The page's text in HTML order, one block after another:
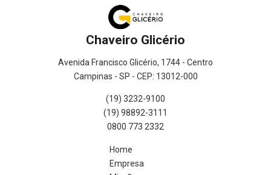
Chaveiro Glicério
Avenida Francisco Glicério, 1744 - Centro
Campinas - SP - CEP: 13012-000
(19) 3232-9100
(19) 98892-3111
0800 773 2332
Home
Empresa